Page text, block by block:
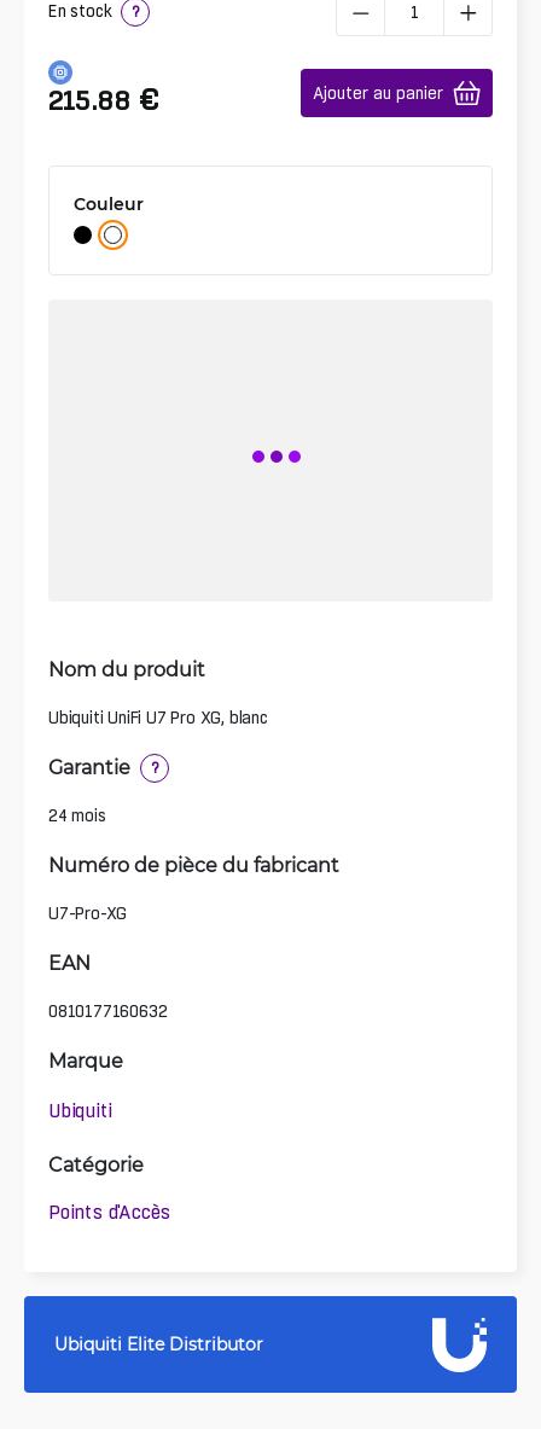
En stock ?
215.88 € Ajouter au panier
Couleur
Nom du produit
Ubiquiti UniFi U7 Pro XG, blanc
Garantie ?
24 mois
Numéro de pièce du fabricant
U7-Pro-XG
EAN
0810177160632
Marque
Ubiquiti
Catégorie
Points d'Accès
Ubiquiti Elite Distributor